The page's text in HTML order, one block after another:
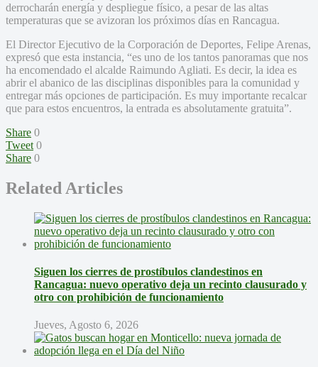
derrocharán energía y despliegue físico, a pesar de las altas
temperaturas que se avizoran los próximos días en Rancagua.
El Director Ejecutivo de la Corporación de Deportes, Felipe Arenas,
expresó que esta instancia, “es uno de los tantos panoramas que nos
ha encomendado el alcalde Raimundo Agliati. Es decir, la idea es
abrir el abanico de las disciplinas disponibles para la comunidad y
entregar más opciones de participación. Es muy importante recalcar
que para estos encuentros, la entrada es absolutamente gratuita”.
Share 0
Tweet 0
Share 0
Related Articles
Siguen los cierres de prostíbulos clandestinos en
Rancagua: nuevo operativo deja un recinto clausurado y
otro con prohibición de funcionamiento
Jueves, Agosto 6, 2026